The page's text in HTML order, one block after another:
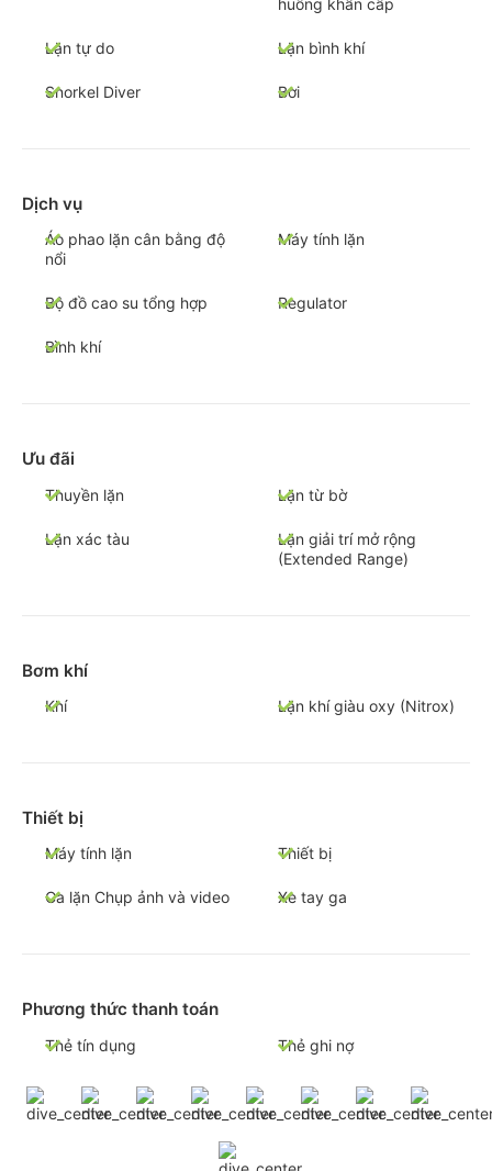
Lặn tự do Lặn bình khí
Snorkel Diver Bơi
Dịch vụ
Áo phao lặn cân bằng độ
nổi
Máy tính lặn
Bộ đồ cao su tổng hợp Regulator
Bình khí
Ưu đãi
Thuyền lặn Lặn từ bờ
Lặn xác tàu
Lặn giải trí mở rộng
(Extended Range)
Bơm khí
Khí Lặn khí giàu oxy (Nitrox)
Thiết bị
Máy tính lặn Thiết bị
Ca lặn Chụp ảnh và video Xe tay ga
Phương thức thanh toán
Thẻ tín dụng Thẻ ghi nợ